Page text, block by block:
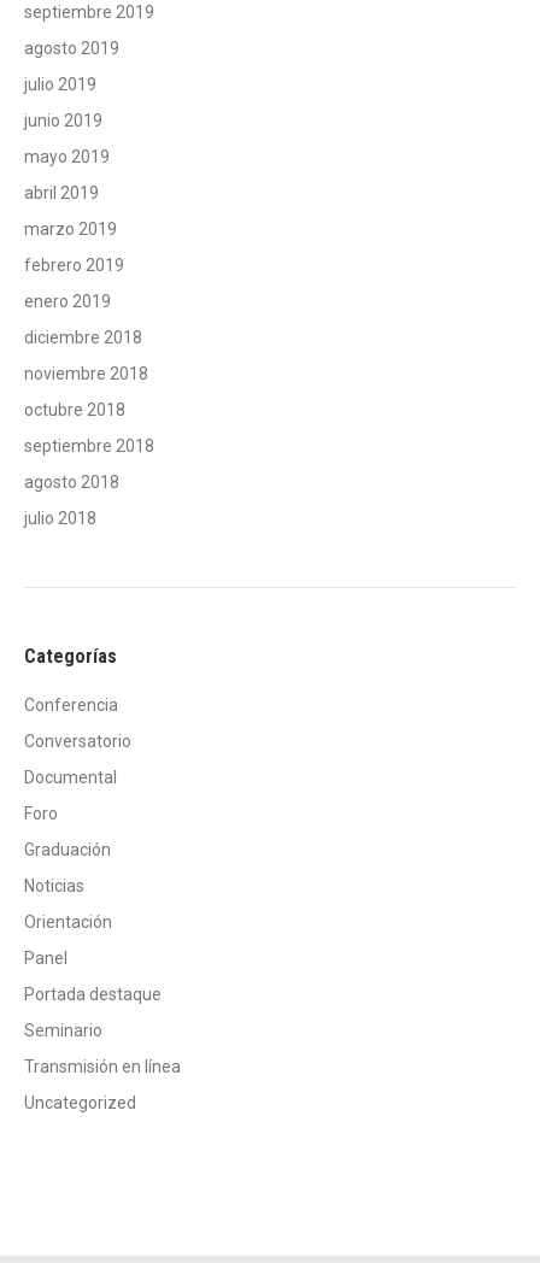
septiembre 2019
agosto 2019
julio 2019
junio 2019
mayo 2019
abril 2019
marzo 2019
febrero 2019
enero 2019
diciembre 2018
noviembre 2018
octubre 2018
septiembre 2018
agosto 2018
julio 2018
Categorías
Conferencia
Conversatorio
Documental
Foro
Graduación
Noticias
Orientación
Panel
Portada destaque
Seminario
Transmisión en línea
Uncategorized